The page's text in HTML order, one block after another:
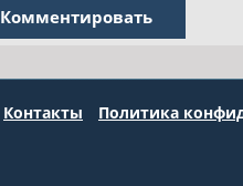
Комментировать
Контакты Политика